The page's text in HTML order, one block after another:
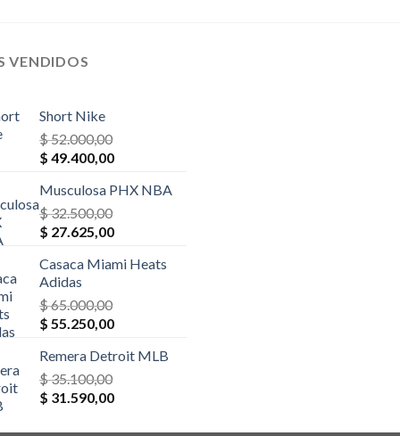
VENDIDOS
Short Nike
$52.000,00
El
original
era:
$ 52.000,00.
$ 49.400,00El
actual
$ 49.400,00.
Musculosa PHX NBA
$32.500,00
El
original
era:
$ 32.500,00.
$ 27.625,00El
actual
Casaca Miami Heats
Adidas
$65.000,00
El
original
era:
$ 65.000,00.
$ 55.250,00El
actual
$ 55.250,00.
Remera Detroit MLB
$35.100,00
El
$ 31.590,00El